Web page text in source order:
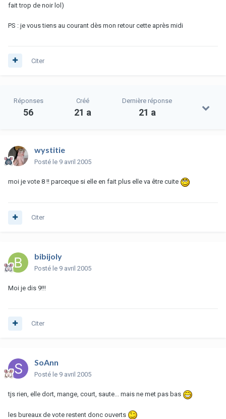
fait trop de noir lol)
PS : je vous tiens au courant dès mon retour cette après midi
Citer
Réponses
56
Créé
21 a
Dernière réponse
21 a
wystitie
Posté le 9 avril 2005
moi je vote 8 !! parceque si elle en fait plus elle va être cuite
Citer
bibijoly
Posté le 9 avril 2005
Moi je dis 9!!!
Citer
SoAnn
Posté le 9 avril 2005
tjs rien, elle dort, mange, court, saute... mais ne met pas bas
les bureaux de vote restent donc ouverts